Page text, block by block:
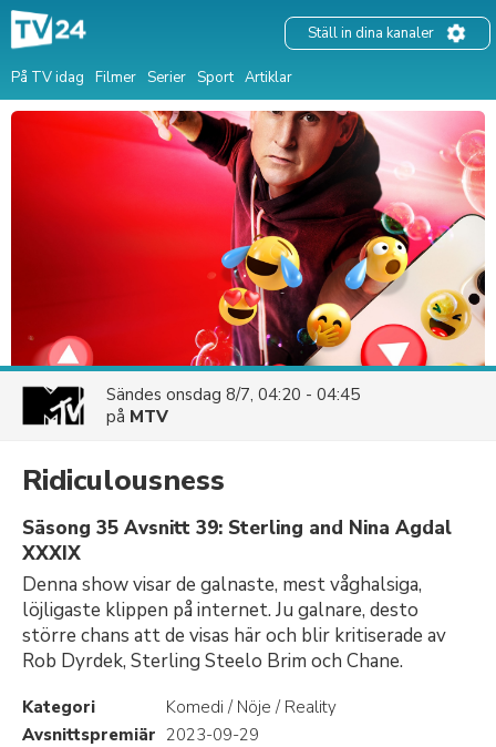
På TV idag Filmer Serier Sport Artiklar
Ställ in dina kanaler
Sändes onsdag 8/7, 04:20 - 04:45
på MTV
Ridiculousness
Säsong 35 Avsnitt 39: Sterling and Nina Agdal
XXXIX
Denna show visar de galnaste, mest våghalsiga,
löjligaste klippen på internet. Ju galnare, desto
större chans att de visas här och blir kritiserade av
Rob Dyrdek, Sterling Steelo Brim och Chane.
Kategori
Komedi / Nöje / Reality
Avsnittspremiär 2023-09-29